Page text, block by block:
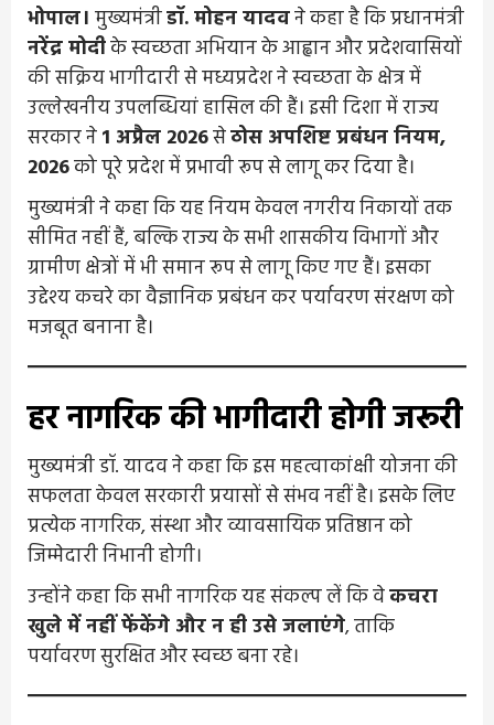
भोपाल। मुख्यमंत्रीडॉ. मोहन यादवने कहा है कि प्रधानमंत्री
नरेंद्र मोदीके स्वच्छता अभियान के आह्वान और प्रदेशवासियों
की सक्रिय भागीदारी से मध्यप्रदेश ने स्वच्छता के क्षेत्र में
उल्लेखनीय उपलब्धियां हासिल की हैं। इसी दिशा में राज्य
सरकार ने1 अप्रैल 2026सेठोस अपशिष्ट प्रबंधन नियम,
2026को पूरे प्रदेश में प्रभावी रूप से लागू कर दिया है।
मुख्यमंत्री ने कहा कि यह नियम केवल नगरीय निकायों तक
सीमित नहीं हैं, बल्कि राज्य के सभी शासकीय विभागों और
ग्रामीण क्षेत्रों में भी समान रूप से लागू किए गए हैं। इसका
उद्देश्य कचरे का वैज्ञानिक प्रबंधन कर पर्यावरण संरक्षण को
मजबूत बनाना है।
हर नागरिक की भागीदारी होगी जरूरी
मुख्यमंत्री डॉ. यादव ने कहा कि इस महत्वाकांक्षी योजना की
सफलता केवल सरकारी प्रयासों से संभव नहीं है। इसके लिए
प्रत्येक नागरिक, संस्था और व्यावसायिक प्रतिष्ठान को
जिम्मेदारी निभानी होगी।
उन्होंने कहा कि सभी नागरिक यह संकल्प लें कि वेकचरा
खुले में नहीं फेंकेंगे और न ही उसे जलाएंगे, ताकि
पर्यावरण सुरक्षित और स्वच्छ बना रहे।